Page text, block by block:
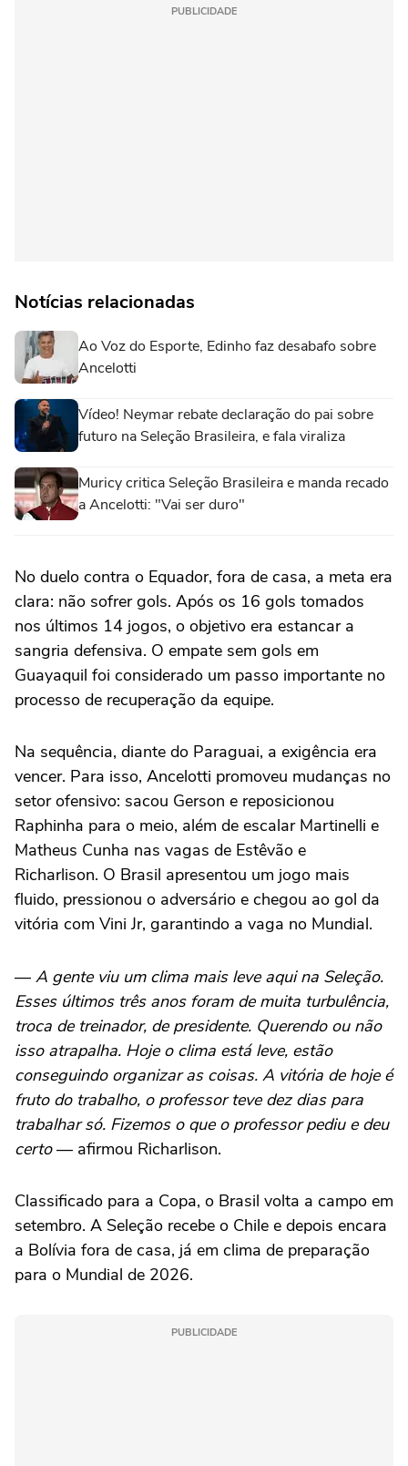
PUBLICIDADE
Notícias relacionadas
Ao Voz do Esporte, Edinho faz desabafo sobre
Ancelotti
Vídeo! Neymar rebate declaração do pai sobre
futuro na Seleção Brasileira, e fala viraliza
Muricy critica Seleção Brasileira e manda recado
a Ancelotti: "Vai ser duro"
No duelo contra o Equador, fora de casa, a meta era
clara: não sofrer gols. Após os 16 gols tomados
nos últimos 14 jogos, o objetivo era estancar a
sangria defensiva. O empate sem gols em
Guayaquil foi considerado um passo importante no
processo de recuperação da equipe.
Na sequência, diante do Paraguai, a exigência era
vencer. Para isso, Ancelotti promoveu mudanças no
setor ofensivo: sacou Gerson e reposicionou
Raphinha para o meio, além de escalar Martinelli e
Matheus Cunha nas vagas de Estêvão e
Richarlison. O Brasil apresentou um jogo mais
fluido, pressionou o adversário e chegou ao gol da
vitória com Vini Jr, garantindo a vaga no Mundial.
— A gente viu um clima mais leve aqui na Seleção.
Esses últimos três anos foram de muita turbulência,
troca de treinador, de presidente. Querendo ou não
isso atrapalha. Hoje o clima está leve, estão
conseguindo organizar as coisas. A vitória de hoje é
fruto do trabalho, o professor teve dez dias para
trabalhar só. Fizemos o que o professor pediu e deu
certo— afirmou Richarlison.
Classificado para a Copa, o Brasil volta a campo em
setembro. A Seleção recebe o Chile e depois encara
a Bolívia fora de casa, já em clima de preparação
para o Mundial de 2026.
PUBLICIDADE